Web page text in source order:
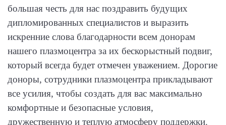
большая честь для нас поздравить будущих
дипломированных специалистов и выразить
искренние слова благодарности всем донорам
нашего плазмоцентра за их бескорыстный подвиг,
который всегда будет отмечен уважением. Дорогие
доноры, сотрудники плазмоцентра прикладывают
все усилия, чтобы создать для вас максимально
комфортные и безопасные условия,
дружественную и теплую атмосферу поддержки.